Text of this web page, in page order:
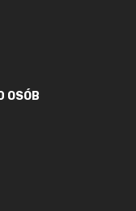
OSÓB